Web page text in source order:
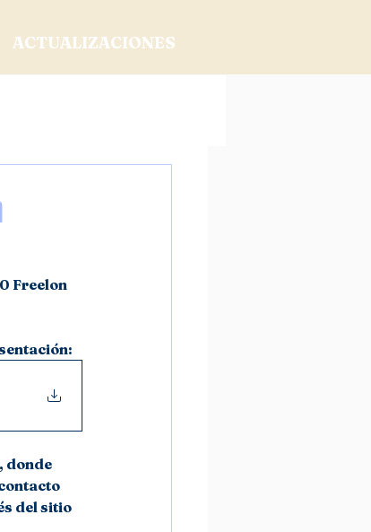
ACTUALIZACIONES
Freelon
donde
del sitio